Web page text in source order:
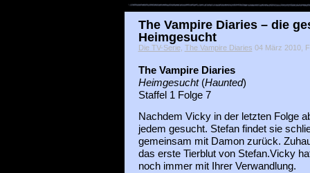
The Vampire Diaries – die
Heimgesucht
Die TV-Serie, The Vampire Diaries 04 März 2010,
The Vampire Diaries
Heimgesucht(Haunted)
Staffel 1 Folge 7
Nachdem Vicky in der letzten Folge
jedem gesucht. Stefan findet sie
gemeinsam mit Damon zurück.
das erste Tierblut von Stefan.Vicky
noch immer mit Ihrer Verwandlung.